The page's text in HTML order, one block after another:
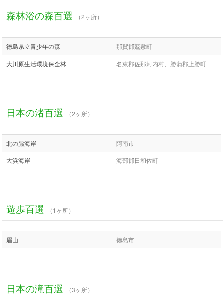
森林浴の森百選 （2ヶ所）
徳島県立青少年の森 那賀郡鷲敷町
大川原生活環境保全林 名東郡佐那河内村、勝蒲郡上勝町
日本の渚百選 （2ヶ所）
北の脇海岸 阿南市
大浜海岸 海部郡日和佐町
遊歩百選 （1ヶ所）
眉山 徳島市
日本の滝百選 （3ヶ所）